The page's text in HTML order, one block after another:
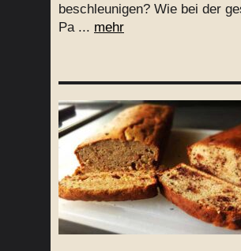
beschleunigen? Wie bei der
Pa ... mehr